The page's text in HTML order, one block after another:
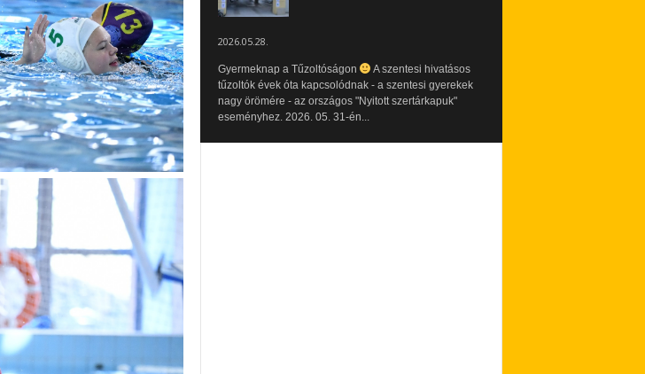
2026.05.28.
Gyermeknap a Tűzoltóságon
A szentesi hivatásos
tűzoltók évek óta kapcsolódnak - a szentesi gyerekek
nagy örömére - az országos "Nyitott szertárkapuk"
eseményhez. 2026. 05. 31-én...